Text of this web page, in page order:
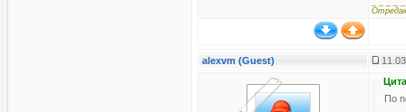
alexvm (Guest)
По